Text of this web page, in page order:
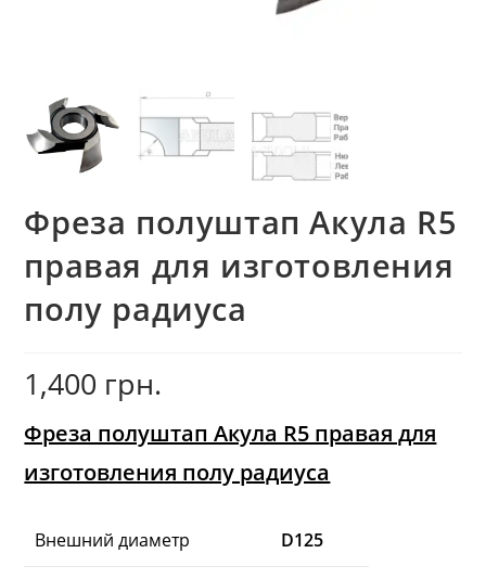
Фреза полуштап Акула R5
правая для изготовления
полу радиуса
1,400 грн.
Фреза полуштап Акула R5 правая для
изготовления полу радиуса
Внешний диаметр D125